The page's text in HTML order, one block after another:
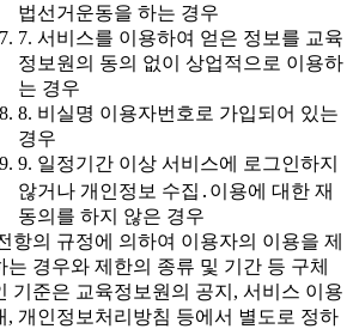
법선거운동을 하는 경우
7. 서비스를 이용하여 얻은 정보를 교육
정보원의 동의 없이 상업적으로 이용하
는 경우
8. 비실명 이용자번호로 가입되어 있는
경우
9. 일정기간 이상 서비스에 로그인하지
않거나 개인정보 수집․이용에 대한 재
동의를 하지 않은 경우
항의 규정에 의하여 이용자의 이용을 제
는 경우와 제한의 종류 및 기간 등 구체
기준은 교육정보원의 공지, 서비스 이용
, 개인정보처리방침 등에서 별도로 정하